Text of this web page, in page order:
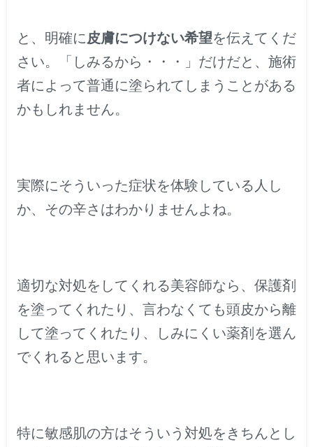
と、明確に 皮膚につけない希望を伝えてくだ
さい。「しみるから・・・」だけだと、施術
者によって普通に塗られてしまうことがある
かもしれません。
実際にそういった症状を体験している人し
か、その辛さはわかりませんよね。
適切な対処をしてくれる美容師なら、保護剤
を塗ってくれたり、言わなくても頭皮から離
して塗ってくれたり、しみにくい薬剤を選ん
でくれると思います。
特に敏感肌の方はそういう対処をきちんとし